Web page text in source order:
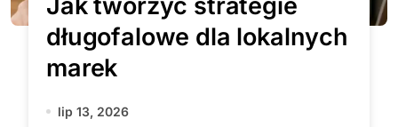
długofalowe dla lokalnych
marek
lip 13, 2026